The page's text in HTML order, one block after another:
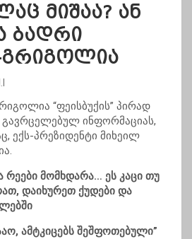
მიშაა? ან
ბადრი
გრიგოლია
“ფეისბუქის” პირად
გავრცელებულ ინფორმაციას,
ექს-პრეზიდენტი მიხეილ
რეები მომხდარა… ეს კაცი თუ
დაიხურეთ ქუდები და
ამტკიცებს შეშფოთებული”